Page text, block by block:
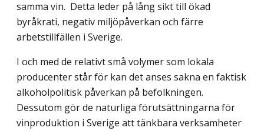
samma vin. Detta leder på lång sikt till ökad
byråkrati, negativ miljöpåverkan och färre
arbetstillfällen i Sverige.
I och med de relativt små volymer som lokala
producenter står för kan det anses sakna en faktisk
alkoholpolitisk påverkan på befolkningen.
Dessutom gör de naturliga förutsättningarna för
vinproduktion i Sverige att tänkbara verksamheter